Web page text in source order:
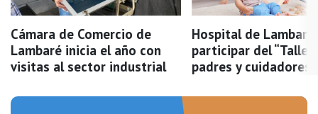
Cámara de Comercio de
Lambaré inicia el año con
visitas al sector industrial
Hospital de
participar del “Taller
padres y cuidadores”